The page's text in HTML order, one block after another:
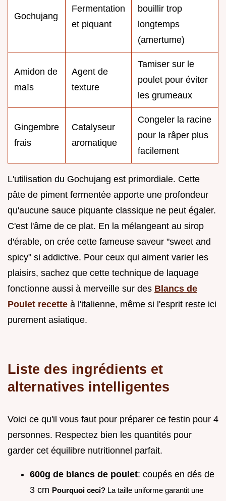
Gochujang
Fermentation
et piquant
bouillir trop
longtemps
(amertume)
Amidon de
maïs
Agent de
texture
Tamiser sur le
poulet pour éviter
les grumeaux
Gingembre
frais
Catalyseur
aromatique
Congeler la racine
pour la râper plus
facilement
L'utilisation du Gochujang est primordiale. Cette
pâte de piment fermentée apporte une profondeur
qu'aucune sauce piquante classique ne peut égaler.
C'est l'âme de ce plat. En la mélangeant au sirop
d'érable, on crée cette fameuse saveur "sweet and
spicy" si addictive. Pour ceux qui aiment varier les
plaisirs, sachez que cette technique de laquage
fonctionne aussi à merveille sur des Blancs de
Poulet recette à l'italienne, même si l'esprit reste ici
purement asiatique.
Liste des ingrédients et
alternatives intelligentes
Voici ce qu'il vous faut pour préparer ce festin pour 4
personnes. Respectez bien les quantités pour
garder cet équilibre nutritionnel parfait.
600g de blancs de poulet: coupés en dés de
3 cm Pourquoi ceci? La taille uniforme garantit une